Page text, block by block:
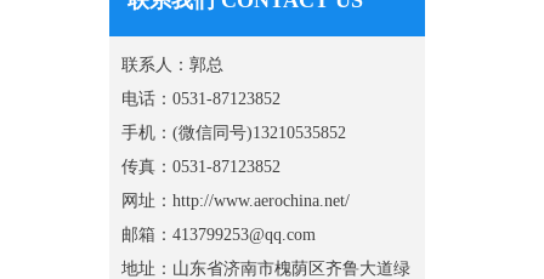
联系人：郭总
电话：0531-87123852
手机：(微信同号)13210535852
传真：0531-87123852
网址：http://www.aerochina.net/
邮箱：413799253@qq.com
地址：山东省济南市槐荫区齐鲁大道绿